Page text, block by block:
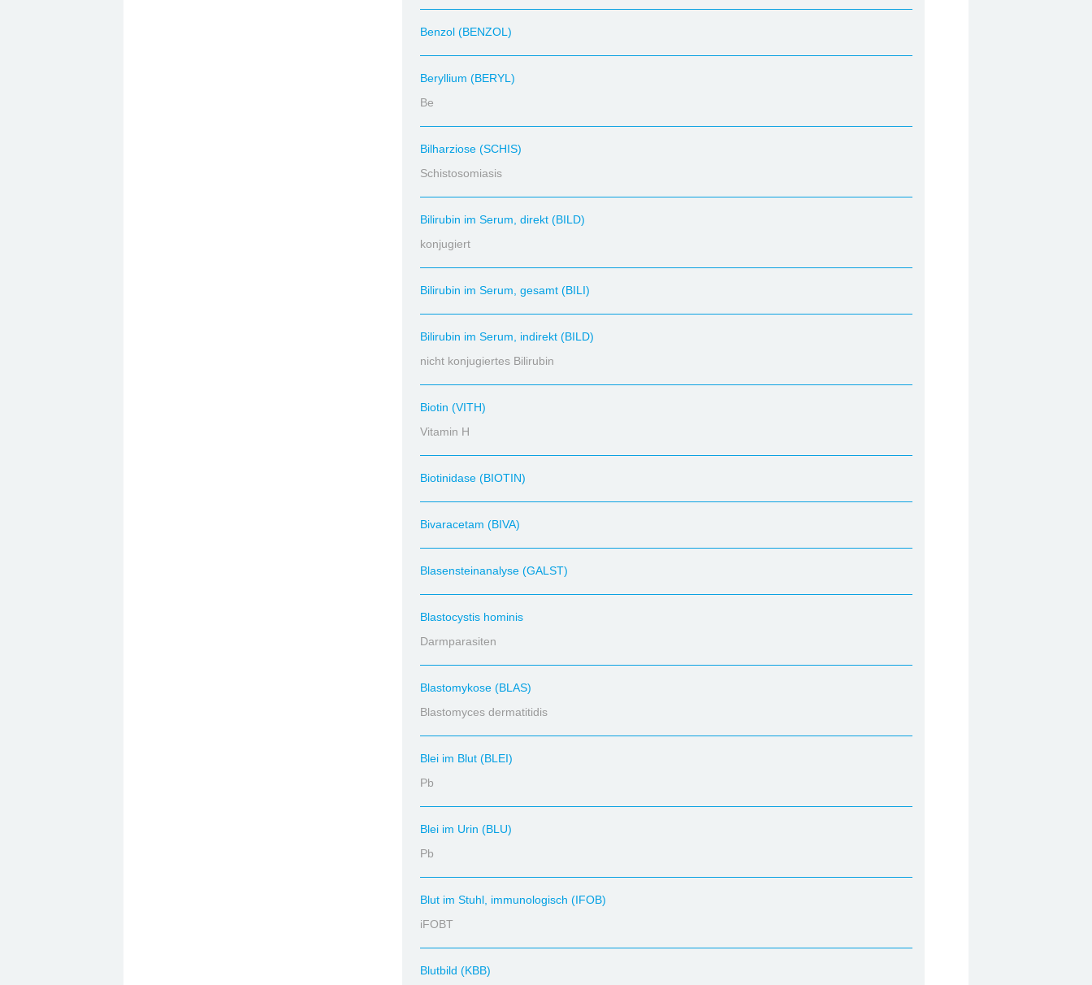
Benzol (BENZOL)
Beryllium (BERYL)
Be
Bilharziose (SCHIS)
Schistosomiasis
Bilirubin im Serum, direkt (BILD)
konjugiert
Bilirubin im Serum, gesamt (BILI)
Bilirubin im Serum, indirekt (BILD)
nicht konjugiertes Bilirubin
Biotin (VITH)
Vitamin H
Biotinidase (BIOTIN)
Bivaracetam (BIVA)
Blasensteinanalyse (GALST)
Blastocystis hominis
Darmparasiten
Blastomykose (BLAS)
Blastomyces dermatitidis
Blei im Blut (BLEI)
Pb
Blei im Urin (BLU)
Pb
Blut im Stuhl, immunologisch (IFOB)
iFOBT
Blutbild (KBB)